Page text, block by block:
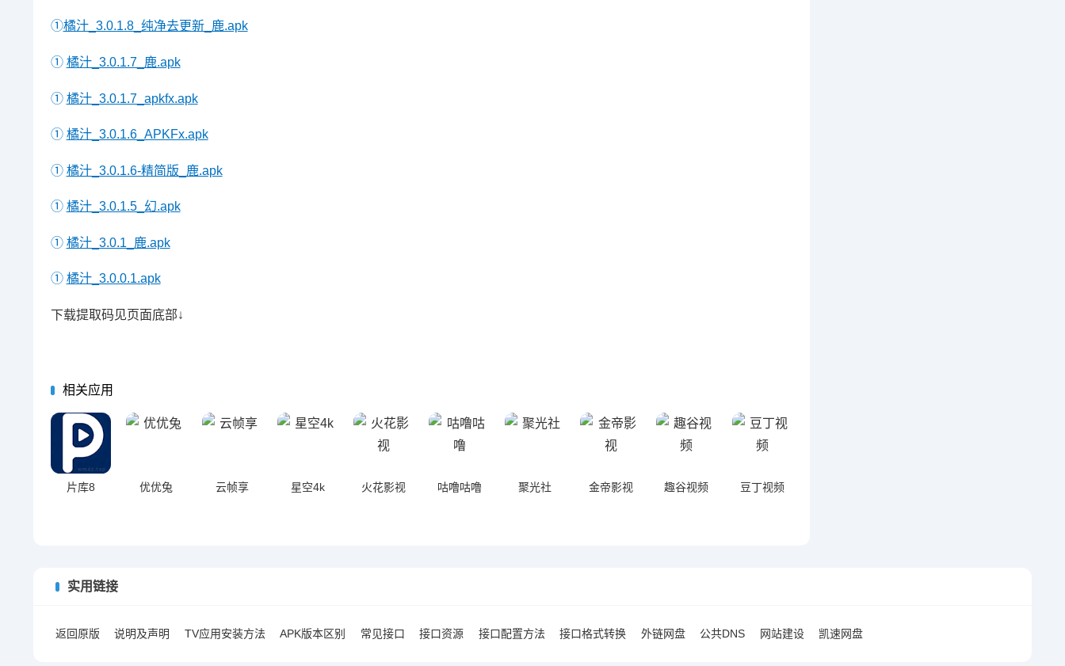
①橘汁_3.0.1.8_纯净去更新_鹿.apk
① 橘汁_3.0.1.7_鹿.apk
① 橘汁_3.0.1.7_apkfx.apk
① 橘汁_3.0.1.6_APKFx.apk
① 橘汁_3.0.1.6-精简版_鹿.apk
① 橘汁_3.0.1.5_幻.apk
① 橘汁_3.0.1_鹿.apk
① 橘汁_3.0.0.1.apk
下载提取码见页面底部↓
相关应用
片库8 优优兔 云帧享 星空4k 火花影视 咕噜咕噜 聚光社 金帝影视 趣谷视频 豆丁视频
实用链接
返回原版 说明及声明 TV应用安装方法 APK版本区别 常见接口 接口资源 接口配置方法 接口格式转换 外链网盘 公共DNS 网站建设 凯速网盘